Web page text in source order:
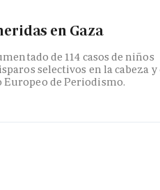
en Gaza
de 114 casos de niños
selectivos en la cabeza y
Europeo de Periodismo.